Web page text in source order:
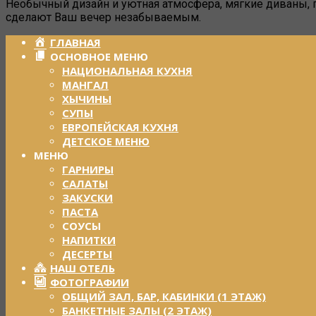
Необычный дизайн и уютная атмосфера, мягкие
сделают Ваш вечер незабываемым.
ГЛАВНАЯ
ОСНОВНОЕ МЕНЮ
НАЦИОНАЛЬНАЯ КУХНЯ
МАНГАЛ
ХЫЧИНЫ
СУПЫ
ЕВРОПЕЙСКАЯ КУХНЯ
ДЕТСКОЕ МЕНЮ
МЕНЮ
ГАРНИРЫ
САЛАТЫ
ЗАКУСКИ
ПАСТА
СОУСЫ
НАПИТКИ
ДЕСЕРТЫ
НАШ ОТЕЛЬ
ФОТОГРАФИИ
ОБЩИЙ ЗАЛ, БАР, КАБИНКИ (1 ЭТАЖ)
БАНКЕТНЫЕ ЗАЛЫ (2 ЭТАЖ)